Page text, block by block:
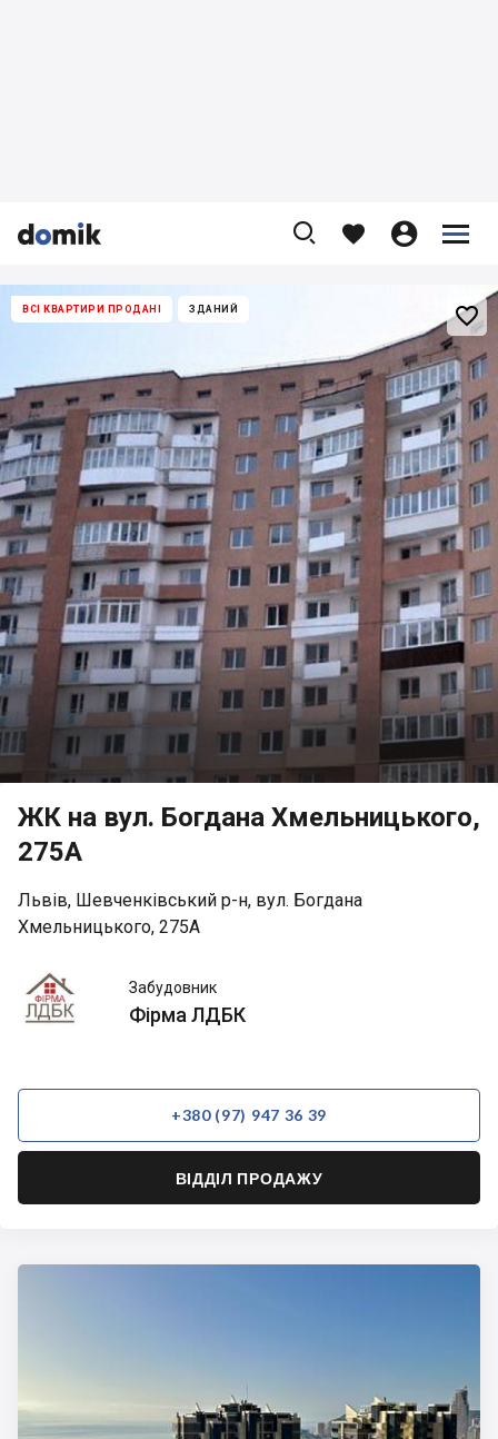


    


ВСІ КВАРТИРИ ПРОДАНІ ЗДАНИЙ 
ЖК на вул. Богдана Хмельницького,
275А
Львів, Шевченківський р-н, вул. Богдана
Хмельницького, 275А
Фірма
ЛДБК
Забудовник
Фірма ЛДБК
+380 (97) 947 36 39
ВІДДІЛ ПРОДАЖУ